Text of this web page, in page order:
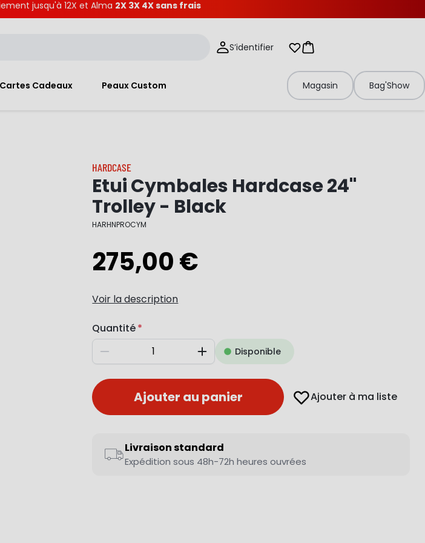
jusqu'à 12X et Alma 2X 3X 4X sans frais
S’identifier Mes listes d'envies
Panier
Cartes Cadeaux Peaux Custom Magasin Bag'Show
HARDCASE
Etui Cymbales Hardcase 24"
Trolley - Black
HARHNPROCYM
275,00 €
Voir la description
Quantité
Diminuer AugmenterDisponible
Ajouter au panier Ajouter à ma liste
Livraison standard
Expédition sous 48h-72h heures ouvrées